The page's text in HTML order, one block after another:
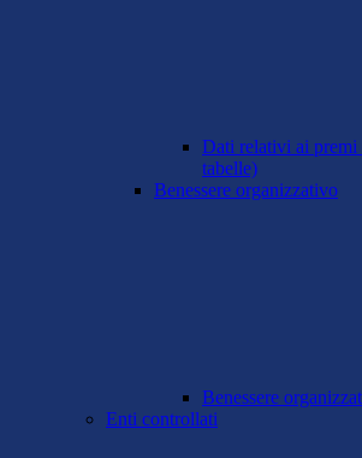
Dati relativi ai premi
tabelle)
Benessere organizzativo
Benessere
Enti controllati